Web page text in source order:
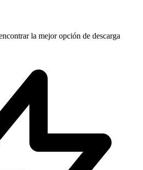
la mejor opción de descarga